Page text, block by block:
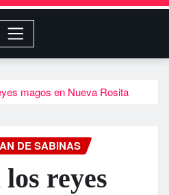
magos en Nueva Rosita
DE SABINAS
reyes